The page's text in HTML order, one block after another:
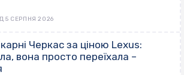
5 СЕРПНЯ 2026
Черкас за ціною Lexus:
вона просто переїхала –